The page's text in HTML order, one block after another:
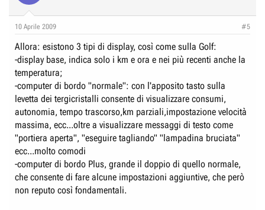
10 Aprile 2009 #5
Allora: esistono 3 tipi di display, così come sulla Golf:
-display base, indica solo i km e ora e nei più recenti anche la
temperatura;
-computer di bordo "normale": con l'apposito tasto sulla
levetta dei tergicristalli consente di visualizzare consumi,
autonomia, tempo trascorso,km parziali,impostazione velocità
massima, ecc...oltre a visualizzare messaggi di testo come
"portiera aperta", "eseguire tagliando" "lampadina bruciata"
ecc...molto comodi
-computer di bordo Plus, grande il doppio di quello normale,
che consente di fare alcune impostazioni aggiuntive, che però
non reputo così fondamentali.